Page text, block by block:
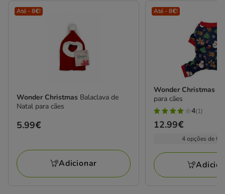
Até - 8€!
Wonder Christmas Balaclava de
Natal para cães
Preço
5.99€
Adicionar
Até - 8€!
Wonder Christmas
para cães
4
estrelas
1
avaliações
4(1)
Preço
12.99€
4 opções de